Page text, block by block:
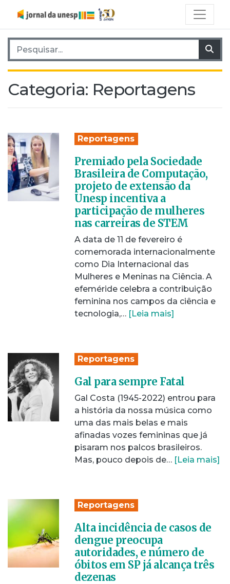
Pesquisar por:
Categoria: Reportagens
Reportagens
Premiado pela Sociedade
Brasileira de Computação,
projeto de extensão da
Unesp incentiva a
participação de mulheres
nas carreiras de STEM
A data de 11 de fevereiro é
comemorada internacionalmente
como Dia Internacional das
Mulheres e Meninas na Ciência. A
efeméride celebra a contribuição
feminina nos campos da ciência e
tecnologia,… [Leia mais]
Reportagens
Gal para sempre Fatal
Gal Costa (1945-2022) entrou para
a história da nossa música como
uma das mais belas e mais
afinadas vozes femininas que já
pisaram nos palcos brasileiros.
Mas, pouco depois de… [Leia mais]
Reportagens
Alta incidência de casos de
dengue preocupa
autoridades, e número de
óbitos em SP já alcança três
dezenas